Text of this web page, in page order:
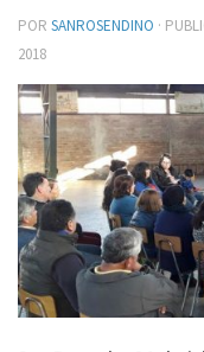
POR SANROSENDINO ·
2018